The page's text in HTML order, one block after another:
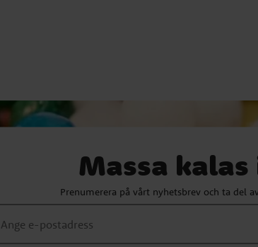
Massa
Prenumerera på vårt nyhetsbrev och ta del